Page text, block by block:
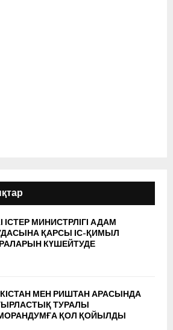
ІСТЕР МИНИСТРЛІГІ АДАМ
ҚАРСЫ ІС-ҚИМЫЛ
КҮШЕЙТУДЕ
МЕН РИШТАН АРАСЫНДА
ТУРАЛЫ
ҚОЛ ҚОЙЫЛДЫ